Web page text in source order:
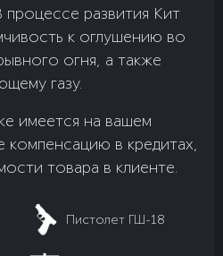
развития Кит
к оглушению во
огня, а также
газу.
имеется на вашем
компенсацию в кредитах,
товара в клиенте.
Пистолет ГШ-18